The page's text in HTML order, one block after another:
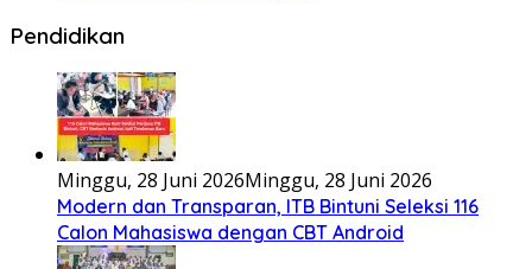
Pendidikan
Minggu, 28 Juni 2026Minggu, 28 Juni 2026
Modern dan Transparan, ITB Bintuni Seleksi 116
Calon Mahasiswa dengan CBT Android